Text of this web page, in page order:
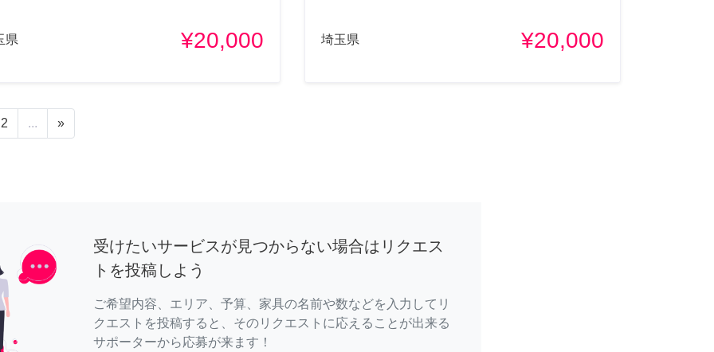
県 ¥20,000 埼玉県 ¥20,000
2 ... »
受けたいサービスが見つからない場合はリクエス
トを投稿しよう
ご希望内容、エリア、予算、家具の名前や数などを入力してリ
クエストを投稿すると、そのリクエストに応えることが出来る
サポーターから応募が来ます！